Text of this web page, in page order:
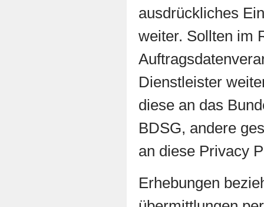
ausdrückliches
weiter. Sollten im
Dienstleister
diese an das
BDSG, andere
an diese Privacy
Erhebungen